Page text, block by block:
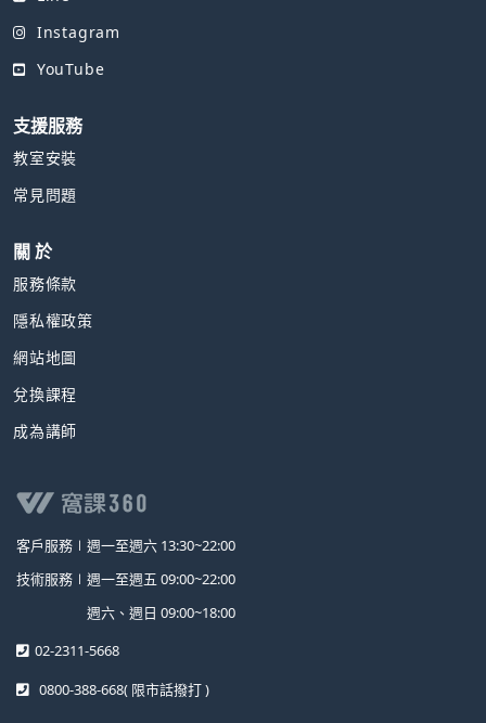
Instagram
YouTube
支援服務
教室安裝
常見問題
關 於
服務條款
隱私權政策
網站地圖
兌換課程
成為講師
客戶服務∣ 週一至週六 13:30~22:00
技術服務∣ 週一至週五 09:00~22:00
週六、週日 09:00~18:00
02-2311-5668
0800-388-668( 限市話撥打 )